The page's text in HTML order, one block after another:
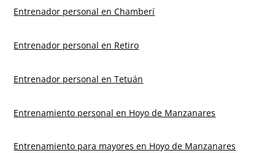
Entrenador personal en Chamberí
Entrenador personal en Retiro
Entrenador personal en Tetuán
Entrenamiento personal en Hoyo de Manzanares
Entrenamiento para mayores en Hoyo de Manzanares